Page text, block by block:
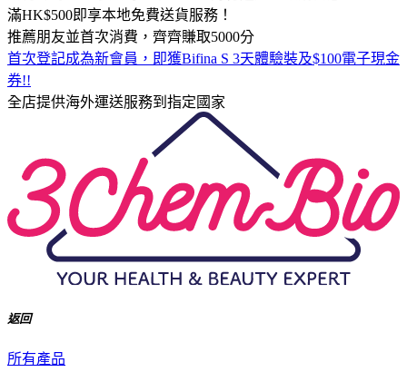
滿HK$500即享本地免費送貨服務！
推薦朋友並首次消費，齊齊賺取5000分
首次登記成為新會員，即獲Bifina S 3天體驗裝及$100電子現金
券!!
全店提供海外運送服務到指定國家
返回
所有產品